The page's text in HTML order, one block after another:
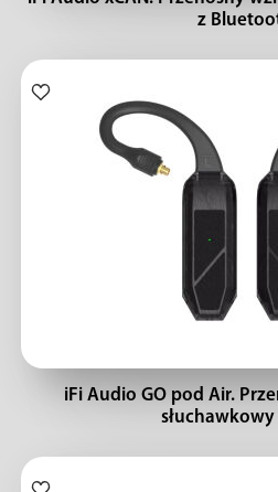
z
iFi Audio GO pod Air.
słuchawkowy